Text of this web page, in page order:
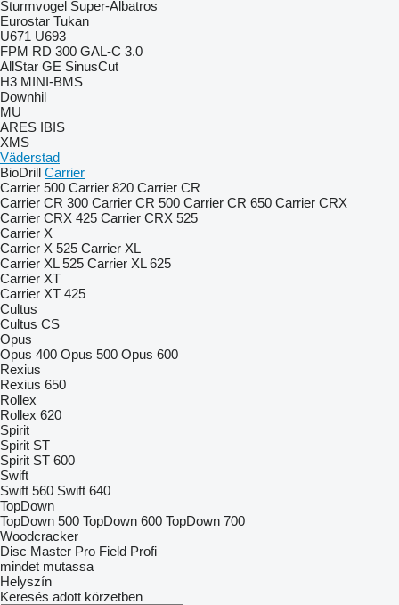
Sturmvogel Super-Albatros
Eurostar Tukan
U671 U693
FPM RD 300 GAL-C 3.0
AllStar GE SinusCut
H3 MINI-BMS
Downhil
MU
ARES IBIS
XMS
Väderstad
BioDrill Carrier
Carrier 500 Carrier 820 Carrier CR
Carrier CR 300 Carrier CR 500 Carrier CR 650 Carrier CRX
Carrier CRX 425 Carrier CRX 525
Carrier X
Carrier X 525 Carrier XL
Carrier XL 525 Carrier XL 625
Carrier XT
Carrier XT 425
Cultus
Cultus CS
Opus
Opus 400 Opus 500 Opus 600
Rexius
Rexius 650
Rollex
Rollex 620
Spirit
Spirit ST
Spirit ST 600
Swift
Swift 560 Swift 640
TopDown
TopDown 500 TopDown 600 TopDown 700
Woodcracker
Disc Master Pro Field Profi
mindet mutassa
Helyszín
Keresés adott körzetben